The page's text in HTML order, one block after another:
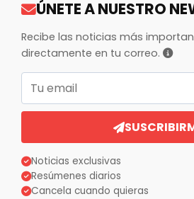
ÚNETE A NUESTRO
Recibe las noticias más
directamente en tu correo.
Correo electrónico
Noticias exclusivas
Resúmenes diarios
Cancela cuando quieras